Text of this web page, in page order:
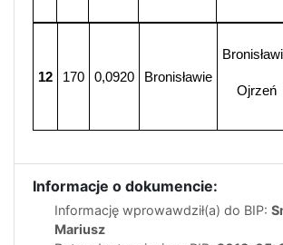
12 170 0,0920 Bronisławie
Ojrzeń
Informacje o dokumencie:
Informację wprowawdził(a) do BIP:
Mariusz